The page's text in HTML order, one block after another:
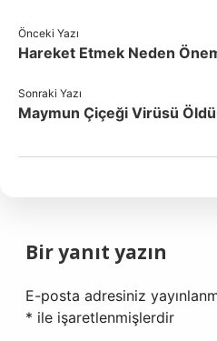
Önceki Yazı
Hareket Etmek Neden
Sonraki Yazı
Maymun Çiçeği Virüsü
Bir yanıt yazın
E-posta adresiniz
* ile işaretlenmişlerdir